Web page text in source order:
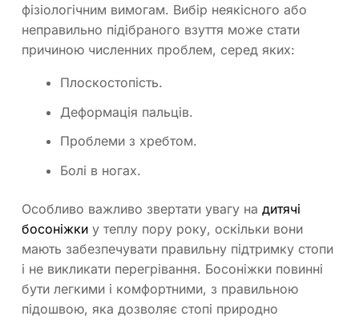
фізіологічним вимогам. Вибір неякісного або
неправильно підібраного взуття може стати
причиною численних проблем, серед яких:
Плоскостопість.
Деформація пальців.
Проблеми з хребтом.
Болі в ногах.
Особливо важливо звертати увагу на дитячі
босоніжки у теплу пору року, оскільки вони
мають забезпечувати правильну підтримку стопи
і не викликати перегрівання. Босоніжки повинні
бути легкими і комфортними, з правильною
підошвою, яка дозволяє стопі природно